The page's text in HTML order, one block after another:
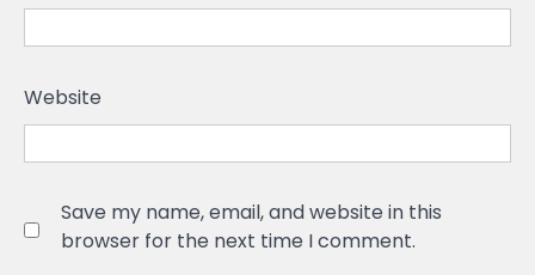
Website
Save my name, email, and website in this
browser for the next time I comment.